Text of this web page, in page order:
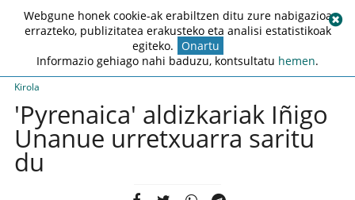
Kirola
'Pyrenaica' aldizkariak Iñigo
Unanue urretxuarra saritu
du
Webgune honek cookie-ak erabiltzen ditu zure nabigazioa
errazteko, publizitatea erakusteko eta analisi estatistikoak
egiteko. Onartu
Informazio gehiago nahi baduzu, kontsultatu hemen.